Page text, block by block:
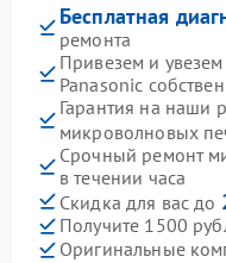
Бесплатная
ремонта
Привезем и
Panasonic
Гарантия на наши
микроволновых
Срочный ремонт
в течении часа
Скидка для вас до
Получите 1500
Оригинальные